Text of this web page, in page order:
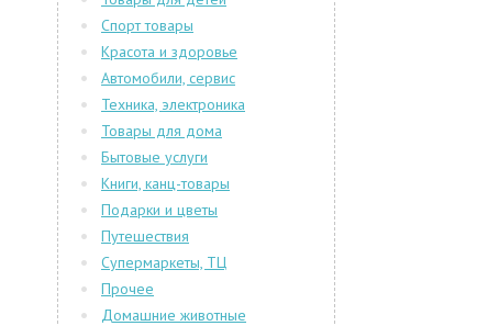
Спорт товары
Красота и здоровье
Автомобили, сервис
Техника, электроника
Товары для дома
Бытовые услуги
Книги, канц-товары
Подарки и цветы
Путешествия
Супермаркеты, ТЦ
Прочее
Домашние животные